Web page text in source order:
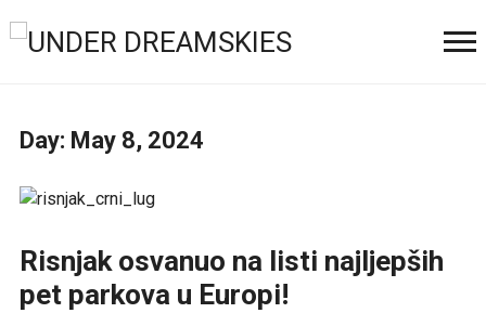
Day: May 8, 2024
Risnjak osvanuo na listi najljepših
pet parkova u Europi!